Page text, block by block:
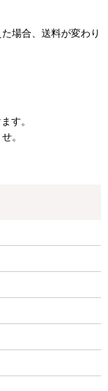
場合、送料が変わり
す。
。